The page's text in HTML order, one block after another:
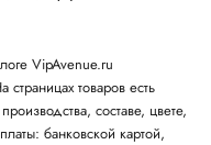
VipAvenue.ru
товаров есть
составе, цвете,
банковской картой,